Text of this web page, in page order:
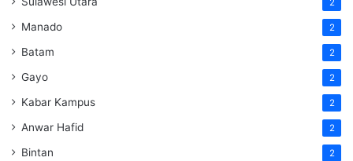
2
Manado 2
Batam 2
Gayo 2
Kabar Kampus 2
Anwar Hafid 2
Bintan 2